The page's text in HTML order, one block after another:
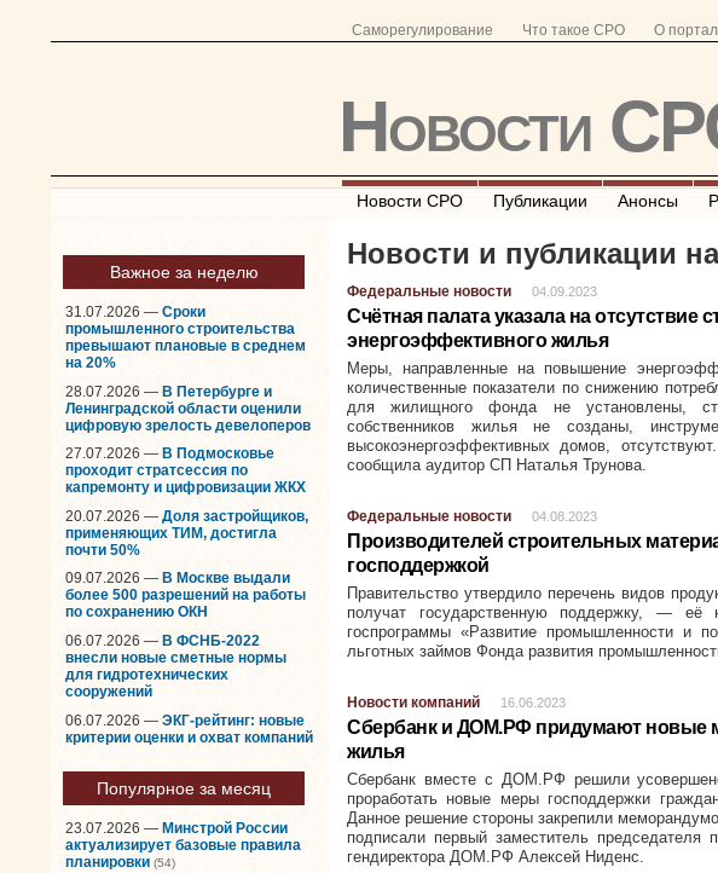
Саморегулирование Что такое СРО О
Новости
Новости СРО Публикации Анонсы
Важное за неделю
31.07.2026 — Сроки
промышленного строительства
превышают плановые в среднем
на 20%
28.07.2026 — В Петербурге и
Ленинградской области оценили
цифровую зрелость девелоперов
27.07.2026 — В Подмосковье
проходит стратсессия по
капремонту и цифровизации ЖКХ
20.07.2026 — Доля застройщиков,
применяющих ТИМ, достигла
почти 50%
09.07.2026 — В Москве выдали
более 500 разрешений на работы
по сохранению ОКН
06.07.2026 — В ФСНБ-2022
внесли новые сметные нормы
для гидротехнических
сооружений
06.07.2026 — ЭКГ-рейтинг: новые
критерии оценки и охват компаний
Популярное за месяц
23.07.2026 — Минстрой России
актуализирует базовые правила
планировки (54)
Новости и публикации
Федеральные новости 04.09.2023
Счётная палата указала на отсутствие
энергоэффективного жилья
Меры, направленные на повышение
количественные показатели по снижению
для жилищного фонда не установлены,
собственников жилья не созданы,
высокоэнергоэффективных домов,
сообщила аудитор СП Наталья Трунова.
Федеральные новости 04.08.2023
Производителей строительных
господдержкой
Правительство утвердило перечень видов
получат государственную поддержку, —
госпрограммы «Развитие промышленности и
льготных займов Фонда развития
Новости компаний 16.06.2023
Сбербанк и ДОМ.РФ придумают новые
жилья
Сбербанк вместе с ДОМ.РФ решили
проработать новые меры господдержки
Данное решение стороны закрепили
подписали первый заместитель
гендиректора ДОМ.РФ Алексей Ниденс.